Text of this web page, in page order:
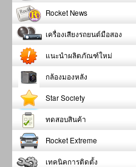
Rocket News
เครื่องเสียงรถยนต์มือสอง
แนะนำผลิตภัณฑ์ใหม่
กล้องมองหลัง
Star Society
ทดสอบสินค้า
Rocket Extreme
เทคนิคการติดตั้ง